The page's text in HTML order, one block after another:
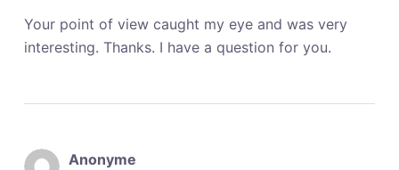
Your point of view caught my eye and was very
interesting. Thanks. I have a question for you.
Anonyme